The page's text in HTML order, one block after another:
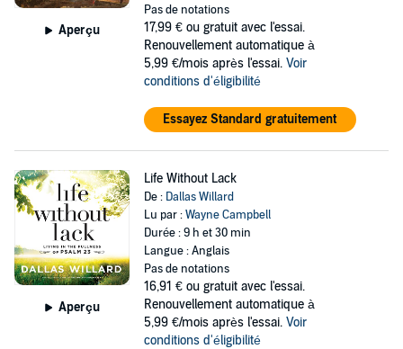
Aperçu
Pas de notations
17,99 € ou gratuit avec l'essai.
Renouvellement automatique à
5,99 €/mois après l'essai. Voir
conditions d'éligibilité
Essayez Standard gratuitement
Aperçu
Life Without Lack
De : Dallas Willard
Lu par :Wayne Campbell
Durée : 9 h et 30 min
Langue : Anglais
Pas de notations
16,91 € ou gratuit avec l'essai.
Renouvellement automatique à
5,99 €/mois après l'essai. Voir
conditions d'éligibilité